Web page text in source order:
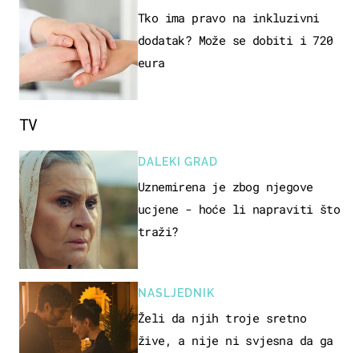
Tko ima pravo na inkluzivni
dodatak? Može se dobiti i 720
eura
TV
DALEKI GRAD
Uznemirena je zbog njegove
ucjene - hoće li napraviti što
traži?
NASLJEDNIK
Želi da njih troje sretno
žive, a nije ni svjesna da ga